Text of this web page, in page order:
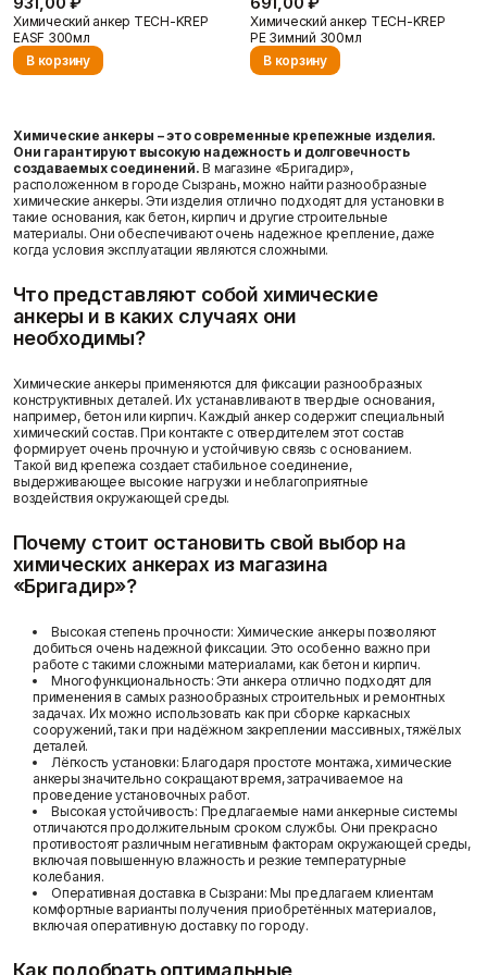
Пены/герметики
Герметик
Монтажные пены
Показать больше
Пленки/Мембраны
Пароизоляционные
плёнки
Пленка
Потолок
Плита потолочная
Профиль
Акустические Ленты
Подвесы и профили для
потолка
Показать больше
Расходные
материалы
Мешки
Пленки
Показать больше
Сетки/Стеклообои
Малярные ленты
Стеклообои/Флизелин
Теплоизоляция
Минеральная вата
Пенопласт
Пенополистирол
Показать больше
Цементные
растворы
Цемент
Цпс
Показать больше
Шпаклевки
Базовая шпаклевка
Универсальная шпаклёвка
Финишная шпаклёвка
Показать больше
Штукатурки
Выравнивающие
штукатурки и смеси
Декоративные
штукатурки
Показать больше
О компании
Статьи
Отзывы
Химический анкер TECH-KREP
EASF 300мл
В корзину
Химический анкер TECH-KREP
PE Зимний 300мл
В корзину
Химические анкеры – это современные крепежные изделия.
Они гарантируют высокую надежность и долговечность
создаваемых соединений. В магазине «Бригадир»,
расположенном в городе Сызрань, можно найти разнообразные
химические анкеры. Эти изделия отлично подходят для установки в
такие основания, как бетон, кирпич и другие строительные
материалы. Они обеспечивают очень надежное крепление, даже
когда условия эксплуатации являются сложными.
Что представляют собой химические
анкеры и в каких случаях они
необходимы?
Химические анкеры применяются для фиксации разнообразных
конструктивных деталей. Их устанавливают в твердые основания,
например, бетон или кирпич. Каждый анкер содержит специальный
химический состав. При контакте с отвердителем этот состав
формирует очень прочную и устойчивую связь с основанием.
Такой вид крепежа создает стабильное соединение,
выдерживающее высокие нагрузки и неблагоприятные
воздействия окружающей среды.
Почему стоит остановить свой выбор на
химических анкерах из магазина
«Бригадир»?
Высокая степень прочности: Химические анкеры позволяют
добиться очень надежной фиксации. Это особенно важно при
работе с такими сложными материалами, как бетон и кирпич.
Многофункциональность: Эти анкера отлично подходят для
применения в самых разнообразных строительных и ремонтных
задачах. Их можно использовать как при сборке каркасных
сооружений, так и при надёжном закреплении массивных, тяжёлых
деталей.
Лёгкость установки: Благодаря простоте монтажа, химические
анкеры значительно сокращают время, затрачиваемое на
проведение установочных работ.
Высокая устойчивость: Предлагаемые нами анкерные системы
отличаются продолжительным сроком службы. Они прекрасно
противостоят различным негативным факторам окружающей среды,
включая повышенную влажность и резкие температурные
колебания.
Оперативная доставка в Сызрани: Мы предлагаем клиентам
комфортные варианты получения приобретённых материалов,
включая оперативную доставку по городу.
Как подобрать оптимальные